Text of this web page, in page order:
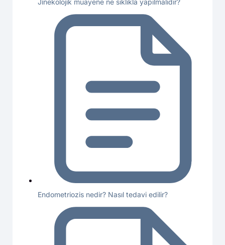
Endometriozis nedir? Nasıl tedavi edilir?